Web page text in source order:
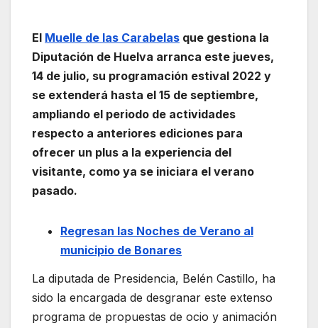
El Muelle de las Carabelas que gestiona la
Diputación de Huelva arranca este jueves,
14 de julio, su programación estival 2022 y
se extenderá hasta el 15 de septiembre,
ampliando el periodo de actividades
respecto a anteriores ediciones para
ofrecer un plus a la experiencia del
visitante, como ya se iniciara el verano
pasado.
Regresan las Noches de Verano al
municipio de Bonares
La diputada de Presidencia, Belén Castillo, ha
sido la encargada de desgranar este extenso
programa de propuestas de ocio y animación